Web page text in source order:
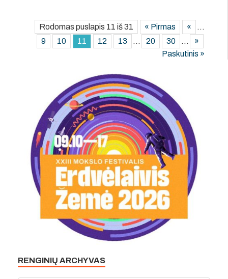
Rodomas puslapis 11 iš 31 « Pirmas «
...
9
10 11 12 13 ... 20 30 ...
»
Paskutinis »
RENGINIŲ ARCHYVAS